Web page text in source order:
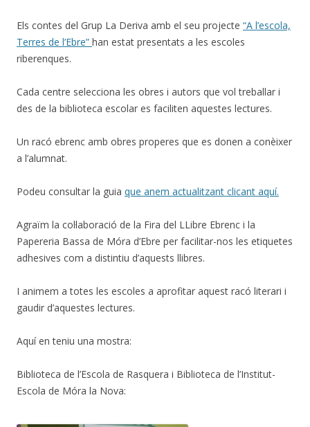
Els contes del Grup La Deriva amb el seu projecte “A l’escola,
Terres de l’Ebre” han estat presentats a les escoles
riberenques.
Cada centre selecciona les obres i autors que vol treballar i
des de la biblioteca escolar es faciliten aquestes lectures.
Un racó ebrenc amb obres properes que es donen a conèixer
a l’alumnat.
Podeu consultar la guia que anem actualitzant clicant aquí.
Agraïm la col·laboració de la Fira del LLibre Ebrenc i la
Papereria Bassa de Móra d’Ebre per facilitar-nos les etiquetes
adhesives com a distintiu d’aquests llibres.
I animem a totes les escoles a aprofitar aquest racó literari i
gaudir d’aquestes lectures.
Aquí en teniu una mostra:
Biblioteca de l’Escola de Rasquera i Biblioteca de l’Institut-
Escola de Móra la Nova: